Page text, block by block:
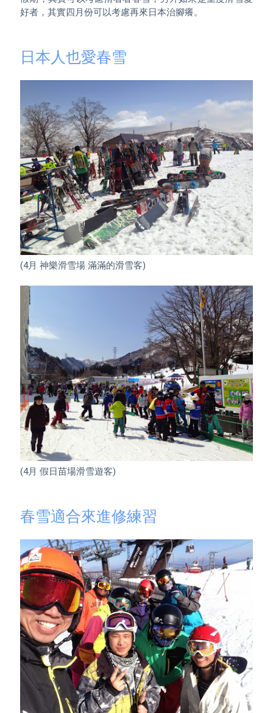
好者，其實四月份可以考慮再來日本治腳癢。
日本人也愛春雪
(4月 神樂滑雪場 滿滿的滑雪客)
(4月 假日苗場滑雪遊客)
春雪適合來進修練習